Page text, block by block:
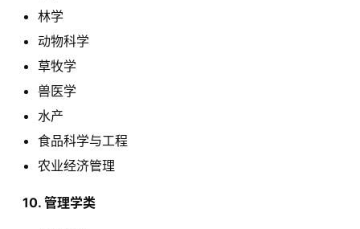
林学
动物科学
草牧学
兽医学
水产
食品科学与工程
农业经济管理
  10. 管理学类